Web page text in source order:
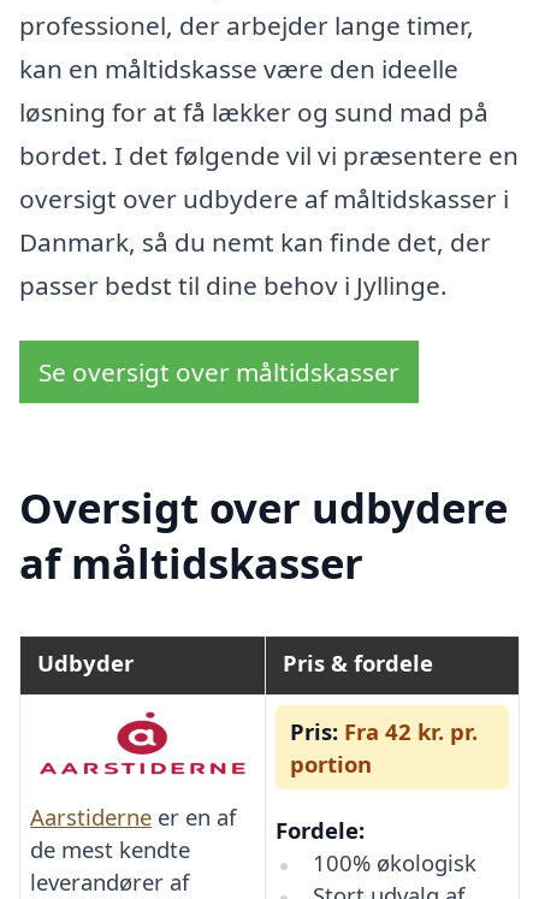
professionel, der arbejder lange timer,
kan en måltidskasse være den ideelle
løsning for at få lækker og sund mad på
bordet. I det følgende vil vi præsentere en
oversigt over udbydere af måltidskasser i
Danmark, så du nemt kan finde det, der
passer bedst til dine behov i Jyllinge.
Se oversigt over måltidskasser
Oversigt over udbydere
af måltidskasser
Udbyder Pris & fordele
Aarstiderne er en af
de mest kendte
leverandører af
Pris: Fra 42 kr. pr.
portion
Fordele:
100% økologisk